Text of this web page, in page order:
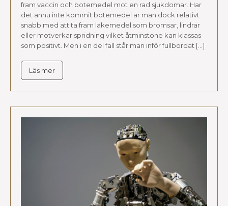
fram vaccin och botemedel mot en rad sjukdomar. Har
det ännu inte kommit botemedel är man dock relativt
snabb med att ta fram läkemedel som bromsar, lindrar
eller motverkar spridning vilket åtminstone kan klassas
som positivt. Men i en del fall står man inför fullbordat […]
Läs mer